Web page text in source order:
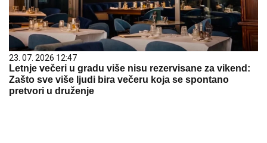
23. 07. 2026 12:47
Letnje večeri u gradu više nisu rezervisane za vikend:
Zašto sve više ljudi bira večeru koja se spontano
pretvori u druženje